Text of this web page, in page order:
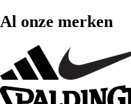
Al onze merken